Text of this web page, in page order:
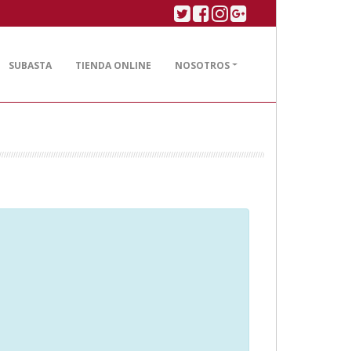
Twitter
Facebook
Linkedin
Google plus
SUBASTA TIENDA ONLINE NOSOTROS